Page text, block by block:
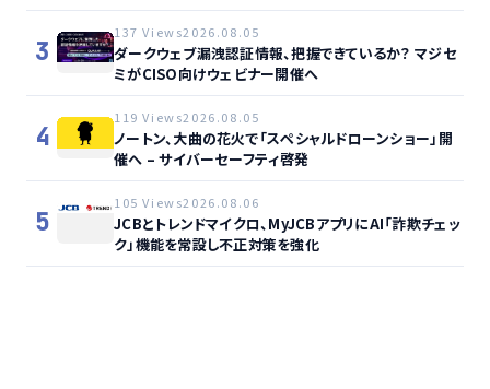
3
137 Views2026.08.05
ダークウェブ漏洩認証情報、把握できているか？ マジセ
ミがCISO向けウェビナー開催へ
4
119 Views2026.08.05
ノートン、大曲の花火で「スペシャルドローンショー」開
催へ – サイバーセーフティ啓発
5
105 Views2026.08.06
JCBとトレンドマイクロ、MyJCBアプリにAI「詐欺チェッ
ク」機能を常設し不正対策を強化